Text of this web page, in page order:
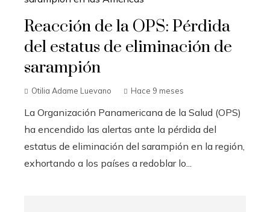
Reacción de la OPS: Pérdida
del estatus de eliminación de
sarampión
Otilia Adame Luevano Hace 9 meses
La Organización Panamericana de la Salud (OPS)
ha encendido las alertas ante la pérdida del
estatus de eliminación del sarampión en la región,
exhortando a los países a redoblar lo...